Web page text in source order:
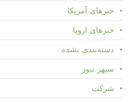
خبرهای آمریکا
خبرهای اروپا
دسته‌بندی نشده
سپهر نیوز
شرکت